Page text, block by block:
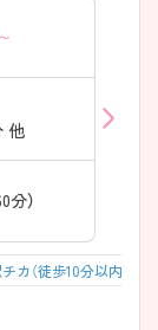
他
）
カ（徒歩10分以内）